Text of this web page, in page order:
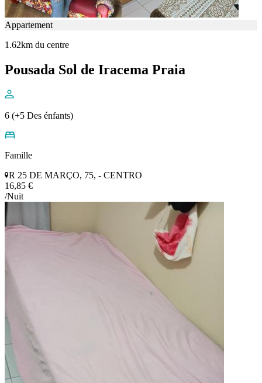
Appartement
1.62km du centre
Pousada Sol de Iracema Praia
6 (+5 Des énfants)
Famille
R 25 DE MARÇO, 75, - CENTRO
16,85 €
/Nuit